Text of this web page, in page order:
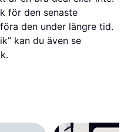
för den senaste
den under längre tid.
kan du även se